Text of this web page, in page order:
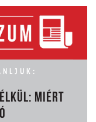
MIÉRT